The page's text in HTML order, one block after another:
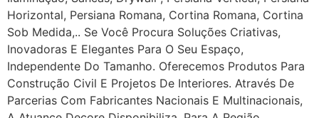
Horizontal, Persiana Romana, Cortina Romana, Cortina
Sob Medida,.. Se Você Procura Soluções Criativas,
Inovadoras E Elegantes Para O Seu Espaço,
Independente Do Tamanho. Oferecemos Produtos Para
Construção Civil E Projetos De Interiores. Através De
Parcerias Com Fabricantes Nacionais E Multinacionais,